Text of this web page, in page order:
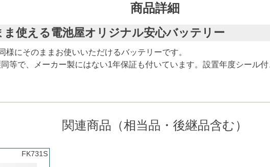
商品詳細
使える電池屋オリジナル安心バッテリー
様にそのままお使いいただけるバッテリーです。
等で、メーカー製にはない1年保証も付いています。設置年度シール
関連商品（相当品・後継品含む）
FK731S